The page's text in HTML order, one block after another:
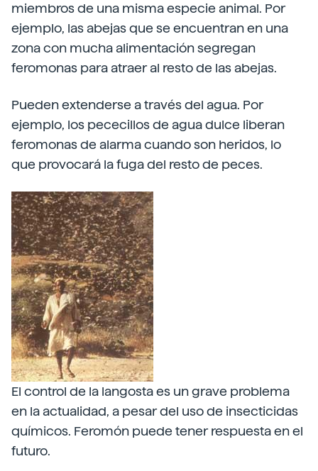
miembros de una misma especie animal. Por
ejemplo, las abejas que se encuentran en una
zona con mucha alimentación segregan
feromonas para atraer al resto de las abejas.
Pueden extenderse a través del agua. Por
ejemplo, los pececillos de agua dulce liberan
feromonas de alarma cuando son heridos, lo
que provocará la fuga del resto de peces.
El control de la langosta es un grave problema
en la actualidad, a pesar del uso de insecticidas
químicos. Feromón puede tener respuesta en el
futuro.